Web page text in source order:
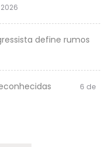
define rumos
6 de